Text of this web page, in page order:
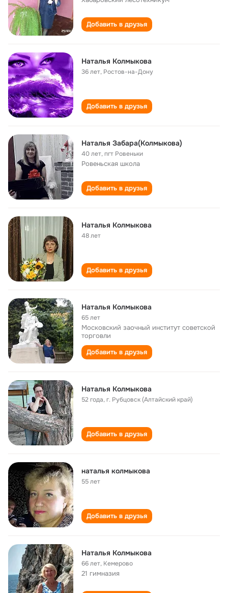
Добавить в друзья
Наталья Колмыкова
36 лет, Ростов-на-Дону
Добавить в друзья
Наталья Забара(Колмыкова)
40 лет,пгт Ровеньки
Ровеньская школа
Добавить в друзья
Наталья Колмыкова
48 лет
Добавить в друзья
Наталья Колмыкова
65 лет
Московский заочный институт советской
торговли
Добавить в друзья
Наталья Колмыкова
52 года,г. Рубцовск (Алтайский край)
Добавить в друзья
наталья колмыкова
55 лет
Добавить в друзья
Наталья Колмыкова
66 лет, Кемерово
21 гимназия